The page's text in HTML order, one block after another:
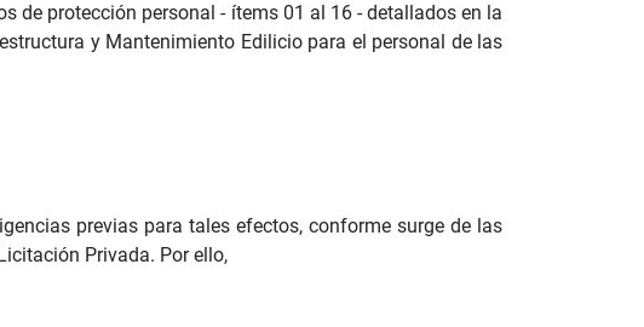
de protección personal - ítems 01 al 16 - detallados en la
y Mantenimiento Edilicio para el personal de las
previas para tales efectos, conforme surge de las
Privada. Por ello,